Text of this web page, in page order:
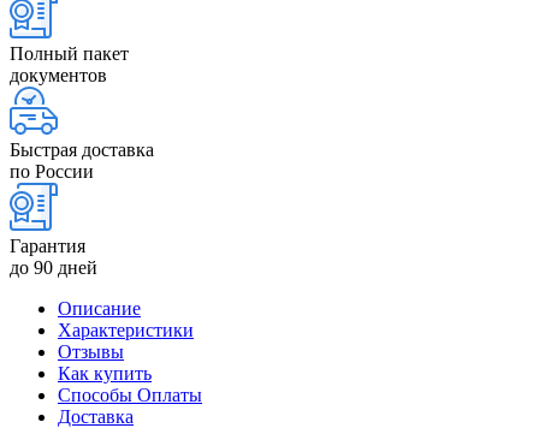
Полный пакет
документов
Быстрая доставка
по России
Гарантия
до 90 дней
Описание
Характеристики
Отзывы
Как купить
Способы Оплаты
Доставка